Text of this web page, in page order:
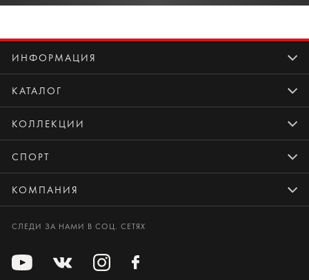
ИНФОРМАЦИЯ
КАТАЛОГ
КОЛЛЕКЦИИ
СПОРТ
КОМПАНИЯ
СЛЕДИ ЗА НАМИ В СОЦ. СЕТЯХ